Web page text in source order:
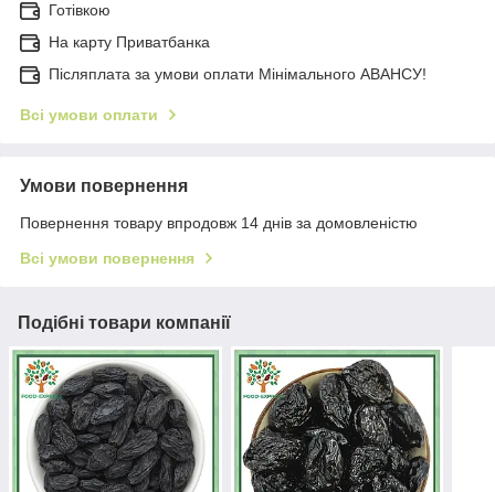
Готівкою
На карту Приватбанка
Післяплата за умови оплати Мінімального АВАНСУ!
Всі умови оплати
Умови повернення
Повернення товару впродовж 14 днів за домовленістю
Всі умови повернення
Подібні товари компанії